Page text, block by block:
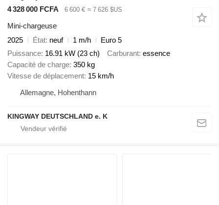
4 328 000 FCFA
6 600 € ≈ 7 626 $US
Mini-chargeuse
2025
État neuf 1 m/h
Euro 5
Puissance 16.91 kW (23 ch) Carburant essence
Capacité de charge 350 kg
Vitesse de déplacement 15 km/h
Allemagne, Hohenthann
KINGWAY DEUTSCHLAND e. K